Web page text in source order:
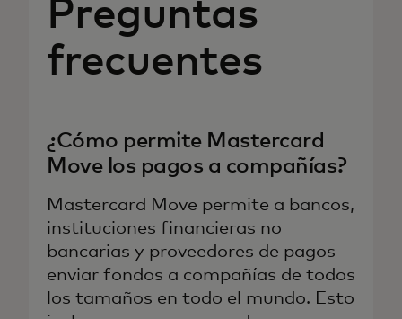
Preguntas
frecuentes
¿Cómo permite Mastercard
Move los pagos a compañías?
Mastercard Move permite a bancos,
instituciones financieras no
bancarias y proveedores de pagos
enviar fondos a compañías de todos
los tamaños en todo el mundo. Esto